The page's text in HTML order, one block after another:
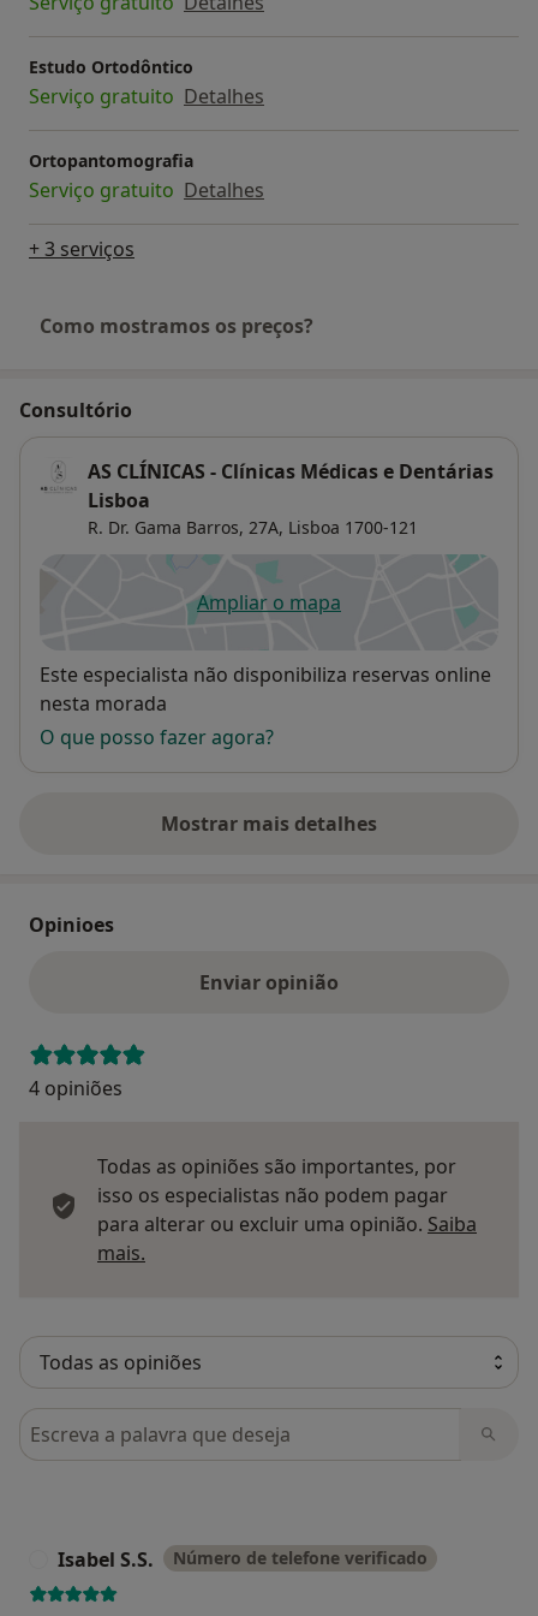
confortável para o paciente.
Dr. Eduardo Portela OMD 8751 - Ortodontia |
Alinhadores Invisalign | eduardo.portela@asclinicas.pt
Estudo Ortodôntico
Serviço gratuito Detalhes
Ortopantomografia
Serviço gratuito Detalhes
+ 3 serviços
Como mostramos os preços?
Consultório
AS CLÍNICAS - Clínicas Médicas e Dentárias
Lisboa
R. Dr. Gama Barros, 27A, Lisboa 1700-121
Ampliar o mapaabre num novo separador
Disponibilidade
Este especialista não disponibiliza reservas online
nesta morada
O que posso fazer agora?
Mostrar mais detalhes
sobre o endereço
Opinioes
Enviar opinião
4 opiniões
Todas as opiniões são importantes, por
isso os especialistas não podem pagar
para alterar ou excluir uma opinião. Saiba
mais.
Pesquisar em opiniões
Isabel S.S. Número de telefone verificado